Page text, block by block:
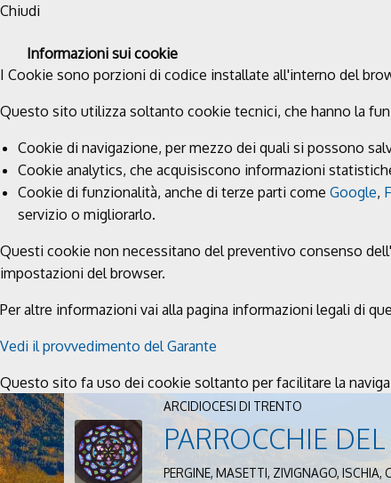
Chiudi
Informazioni sui cookie
I Cookie sono porzioni di codice installate all'interno del
Questo sito utilizza soltanto cookie tecnici, che hanno la
Cookie di navigazione, per mezzo dei quali si possono
Cookie analytics, che acquisiscono informazioni
Cookie di funzionalità, anche di terze parti come Google,
servizio o migliorarlo.
Questi cookie non necessitano del preventivo consenso
impostazioni del browser.
Per altre informazioni vai alla pagina informazioni legali di
Vedi il provvedimento del Garante
Questo sito fa uso dei cookie soltanto per facilitare la
ARCIDIOCESI DI TRENTO
PARROCCHIE
PERGINE, MASETTI, ZIVIGNAGO,